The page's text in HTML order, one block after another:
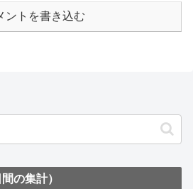
ントを書き込む
の集計）